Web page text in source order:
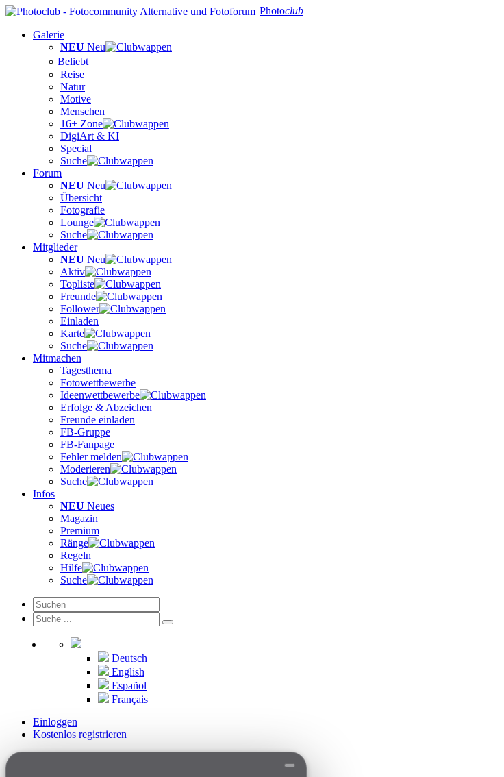
Photoclub
Galerie
NEU Neu
Beliebt
Reise
Natur
Motive
Menschen
16+ Zone
DigiArt & KI
Special
Suche
Forum
NEU Neu
Übersicht
Fotografie
Lounge
Suche
Mitglieder
NEU Neu
Aktiv
Topliste
Freunde
Follower
Einladen
Karte
Suche
Mitmachen
Tagesthema
Fotowettbewerbe
Ideenwettbewerbe
Erfolge & Abzeichen
Freunde einladen
FB-Gruppe
FB-Fanpage
Fehler melden
Moderieren
Suche
Infos
NEU Neues
Magazin
Premium
Ränge
Regeln
Hilfe
Suche
Deutsch
English
Español
Français
Einloggen
Kostenlos registrieren